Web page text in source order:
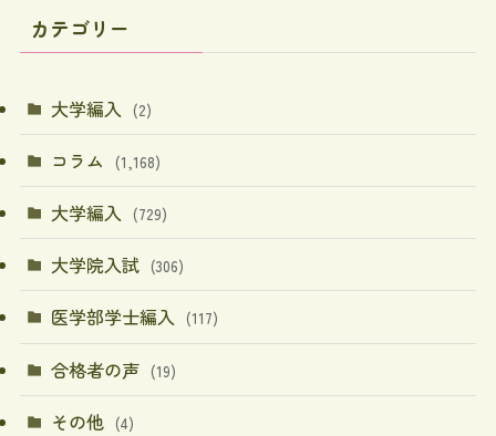
カテゴリー
大学編入 (2)
コラム (1,168)
大学編入 (729)
大学院入試 (306)
医学部学士編入 (117)
合格者の声 (19)
その他 (4)